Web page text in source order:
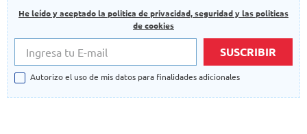
He leído y aceptado la politica de privacidad, seguridad y las politicas
de cookies
SUSCRIBIR
Autorizo el uso de mis datos para finalidades adicionales